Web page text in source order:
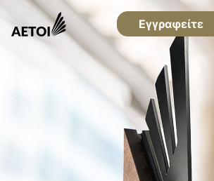
Εγγραφείτε